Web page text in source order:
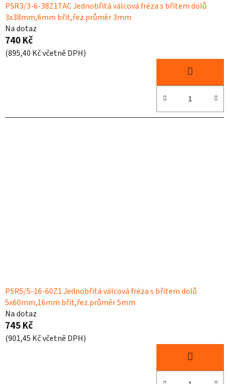
PSR3/3-6-38Z1TAC Jednobřitá válcová fréza s břitem dolů
3x38mm,6mm břit,řez.průměr 3mm
Na dotaz
740 Kč
(895,40 Kč včetně DPH)
PSR5/5-16-60Z1 Jednobřitá válcová fréza s břitem dolů
5x60mm,16mm břit,řez.průměr 5mm
Na dotaz
745 Kč
(901,45 Kč včetně DPH)